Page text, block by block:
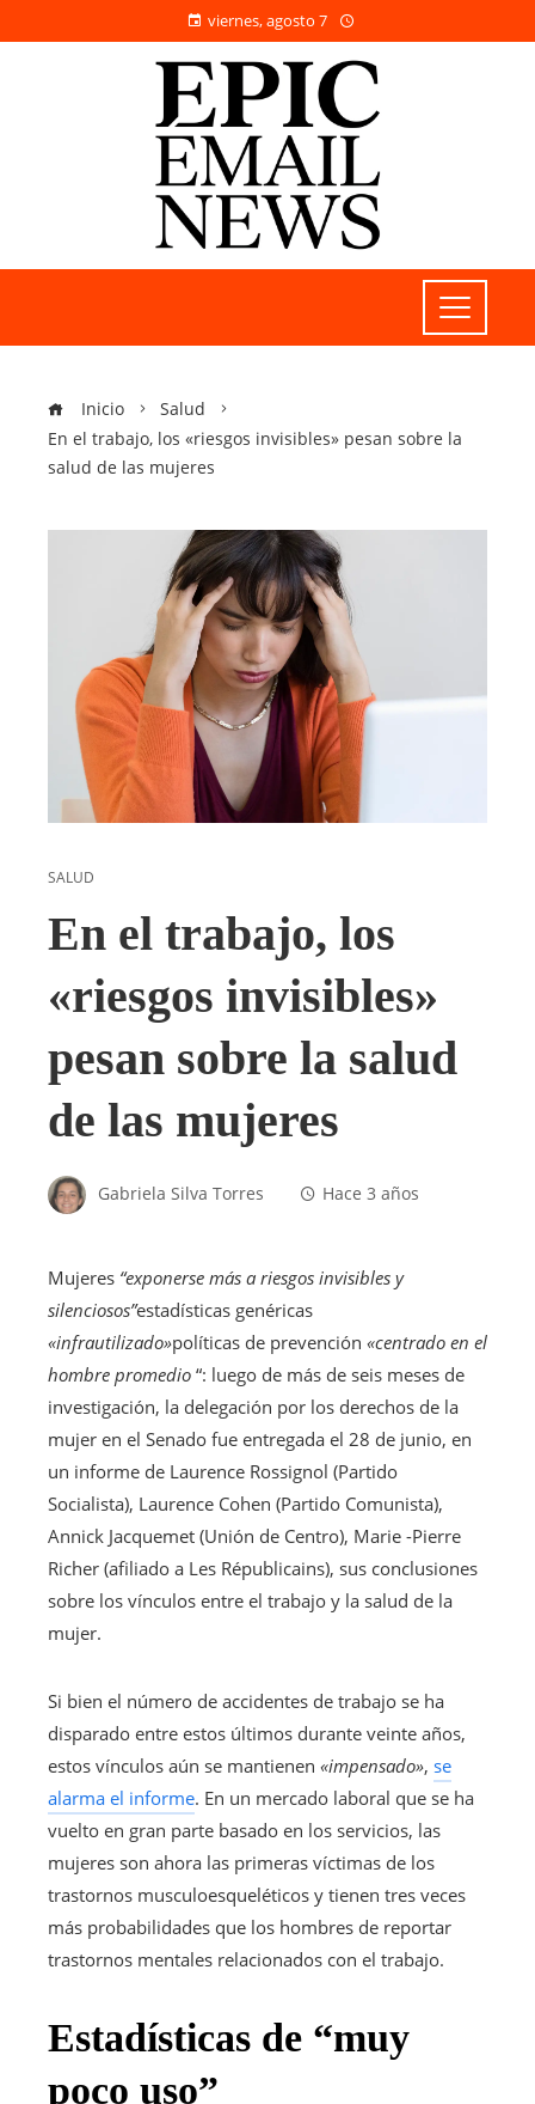
viernes, agosto 7
Inicio
Salud
En el trabajo, los «riesgos invisibles» pesan sobre la
salud de las mujeres
SALUD
En el trabajo, los
«riesgos invisibles»
pesan sobre la salud
de las mujeres
Gabriela Silva Torres Hace 3 años
Mujeres “exponerse más a riesgos invisibles y
silenciosos”estadísticas genéricas
«infrautilizado»políticas de prevención «centrado en el
hombre promedio “: luego de más de seis meses de
investigación, la delegación por los derechos de la
mujer en el Senado fue entregada el 28 de junio, en
un informe de Laurence Rossignol (Partido
Socialista), Laurence Cohen (Partido Comunista),
Annick Jacquemet (Unión de Centro), Marie -Pierre
Richer (afiliado a Les Républicains), sus conclusiones
sobre los vínculos entre el trabajo y la salud de la
mujer.
Si bien el número de accidentes de trabajo se ha
disparado entre estos últimos durante veinte años,
estos vínculos aún se mantienen «impensado», se
alarma el informe. En un mercado laboral que se ha
vuelto en gran parte basado en los servicios, las
mujeres son ahora las primeras víctimas de los
trastornos musculoesqueléticos y tienen tres veces
más probabilidades que los hombres de reportar
trastornos mentales relacionados con el trabajo.
Estadísticas de “muy
poco uso”